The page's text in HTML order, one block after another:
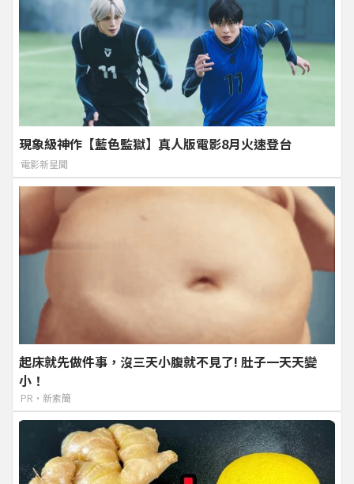
現象級神作【藍色監獄】真人版電影8月火速登台
電影新星聞
起床就先做件事，沒三天小腹就不見了! 肚子一天天變
小！
PR・新素簡